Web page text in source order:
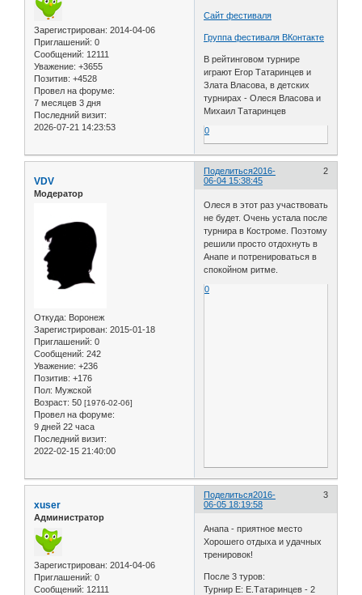
Зарегистрирован: 2014-04-06
Приглашений: 0
Сообщений: 12111
Уважение: +3655
Позитив: +4528
Провел на форуме:
7 месяцев 3 дня
Последний визит:
2026-07-21 14:23:53
Сайт фестиваля
Группа фестиваля ВКонтакте
В рейтинговом турнире
играют Егор Татаринцев и
Злата Власова, в детских
турнирах - Олеся Власова и
Михаил Татаринцев
0
Поделиться 2
2016-
06-04 15:38:45
VDV
Модератор
Откуда: Воронеж
Зарегистрирован: 2015-01-18
Приглашений: 0
Сообщений: 242
Уважение: +236
Позитив: +176
Пол: Мужской
Возраст: 50 [1976-02-06]
Провел на форуме:
9 дней 22 часа
Последний визит:
2022-02-15 21:40:00
Олеся в этот раз участвовать
не будет. Очень устала после
турнира в Костроме. Поэтому
решили просто отдохнуть в
Анапе и потренироваться в
спокойном ритме.
0
Поделиться 3
2016-
06-05 18:19:58
xuser
Администратор
Зарегистрирован: 2014-04-06
Приглашений: 0
Сообщений: 12111
Анапа - приятное место
Хорошего отдыха и удачных
тренировок!
После 3 туров:
Турнир E: Е.Татаринцев - 2